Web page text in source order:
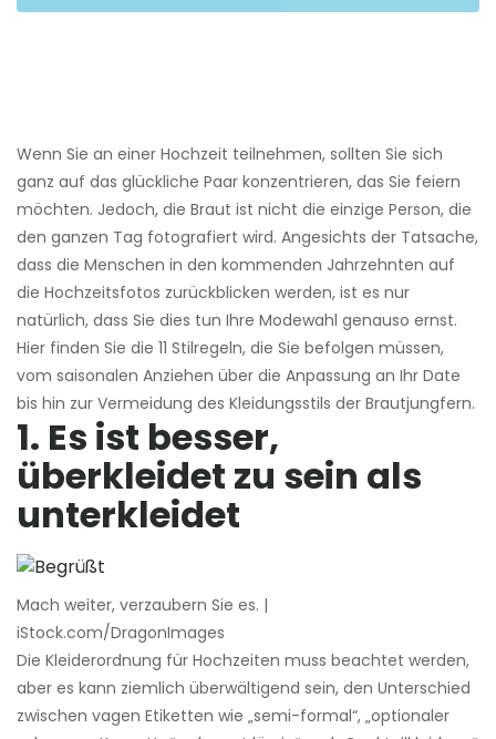
Wenn Sie an einer Hochzeit teilnehmen, sollten Sie sich
ganz auf das glückliche Paar konzentrieren, das Sie feiern
möchten. Jedoch, die Braut ist nicht die einzige Person, die
den ganzen Tag fotografiert wird. Angesichts der Tatsache,
dass die Menschen in den kommenden Jahrzehnten auf
die Hochzeitsfotos zurückblicken werden, ist es nur
natürlich, dass Sie dies tun Ihre Modewahl genauso ernst.
Hier finden Sie die 11 Stilregeln, die Sie befolgen müssen,
vom saisonalen Anziehen über die Anpassung an Ihr Date
bis hin zur Vermeidung des Kleidungsstils der Brautjungfern.
1. Es ist besser,
überkleidet zu sein als
unterkleidet
Mach weiter, verzaubern Sie es. |
iStock.com/DragonImages
Die Kleiderordnung für Hochzeiten muss beachtet werden,
aber es kann ziemlich überwältigend sein, den Unterschied
zwischen vagen Etiketten wie „semi-formal“, „optionaler